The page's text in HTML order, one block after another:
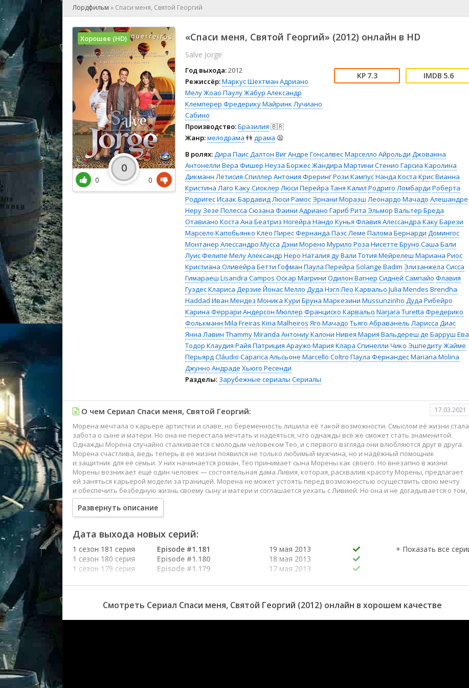
🕺 Мюзикл
👨‍💼 Новости
🎒 Приключения
👨‍💻 Реальное тв
🎤 Ток-шоу
😱 Ужасы
🧙‍♀️ Фантастика
🤠 Фильм-нуар
🧝‍♂️ Фэнтези
🏅 Церемония
Лордфильм » Спаси меня, Святой Георгий
«Спаси меня, Святой Георгий» (2012) онлайн в HD
Salve Jorge
Год выхода:2012
Режиссёр:Маркус Шехтман Адриано
МелуЖоао Паулу Жабур Александр
Клемперер Фредерику Майринк Лучиано
Сабино
Производство:Бразилия 🇧🇷
Жанр:мелодрама 👫драма 😫
7.3 5.6
В ролях:Дира ПаисДалтон ВигАндре ГонсалвесМарселло Айрольди Джованна
Антонелли Вера Фишер Неуза БоржесЖандира Мартини Стенио Гарсиа Каролина
Дикманн Летисия Спиллер Антония ФрерингРози КампусНанда Коста Крис Вианна
Кристина Лаго Каку Сиоклер Люси Перейра Таня Калил Родриго Ломбарди Роберта
РодригесИсаак БардавидЛюси РамосЭрнани Мораэш Леонардо Мачадо Алешандре
Неру Зезе Полесса Сюзана Фаини Адриано Гариб Рита Эльмор Вальтер Бреда
Отавиано Коста Ана Беатриз Ногейра Нандо Кунья Флавия Алессандра Каку Барези
Марсело Капобьянко Клео ПиресФернанда Паэс Леме Палома Бернарди Домингос
Монтанер Алессандро Мусса Дэни Морено Мурило Роза Нисетте Бруно Саша Бали
Луис Фелипе МелуАлександр Неро Наталия ду Вали Тотия Мейрелеш Мариана Риос
Кристиана Оливейра Бетти Гофман Паула Перейра Solange Badim Элизанжела Сисса
Гимараеш Lisandra Campos Оскар Магрини Одилон Вагнер Сидней Сампайо Флавия
ГуэдесКлариса Дерзие Йонас Мелло Дуда Нэгл Лео Карвальо Julia Mendes Brendha
Haddad Иван Мендез Моника Кури Бруна Маркезини Mussunzinho Дуда Рибейро
Карина Феррари Андерсон Мюллер Франциско Карвальо Narjara Turetta Фредерико
Фолькманн Mila Freiras Kiria Malheiros Яго Мачадо Тьяго Абраванель Ларисса Диас
Янна Лавин Thammy Miranda Антониу Калони Нивея Мария Вальдереш де Барруш Ева
Тодор Клаудия Райя Патриция Араужо Мария Клара Спинелли Чико ЭшпедитуЖайме
ПерьярдCláudio Caparica Альсьоне Marcello Coltro Паула ФернандесMariana Molina
Джунно Андраде Хьюго Ресенди
Разделы: Зарубежные сериалы Сериалы
Хорошее (HD)
0
0
0
О чем Сериал Спаси меня, Святой Георгий: 17.03.2021
Морена мечтала о карьере артистки и славе, но беременность лишила её такой возможности. Смыслом её жизни стала
забота о сыне и матери. Но она не перестала мечтать и надеяться, что однажды всё же сможет стать знаменитой.
Однажды Морена случайно сталкивается с молодым человеком Тео, и с первого взгляда они влюбляются друг в друга.
Морена счастлива, ведь теперь в её жизни появился не только любимый мужчина, но и надёжный помощник
и защитник для её семьи. У них начинается роман, Тео принимает сына Морены как своего. Но внезапно в жизни
Морены возникает ещё один человек — состоятельная дама Ливия, которая, расхвалив красоту Морены, предлагает
ей заняться карьерой модели за границей. Морена не может устоять перед возможностью осуществить свою мечту
и обеспечить безбедную жизнь своему сыну и матери и соглашается уехать с Ливией. Но она и не догадывается о том,
что ждет ее впереди.
Развернуть описание
Дата выхода новых серий:
1 сезон 181 серия Episode #1.181
19 мая 2013
1 сезон 180 серия
Episode #1.180
18 мая 2013
1 сезон 179 серия
Episode #1.179
17 мая 2013
1 сезон 177 серия
Episode #1.177
15 мая 2013
1 сезон 175 серия
Episode #1.175
13 мая 2013
Смотреть Сериал Спаси меня, Святой Георгий (2012) онлайн в хорошем качестве